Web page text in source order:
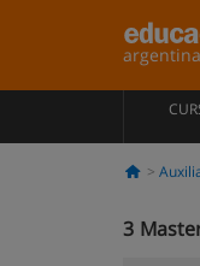
argentina
3